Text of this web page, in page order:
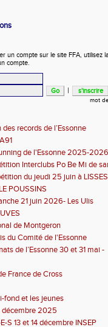
un compte sur le site FFA, utilisez
compte.
|
mot
records de l’Essonne
de l'Essonne 2025-
Interclubs Po Be Mi de
du jeudi 25 juin à LISSES
POUSSINS
21 juin 2026- Les Ulis
de Montgeron
du Comité de l'Essonne
de l’Essonne 30 et 31 mai -
France de Cross
fond et les jeunes
décembre 2025
S 13 et 14 décembre INSEP